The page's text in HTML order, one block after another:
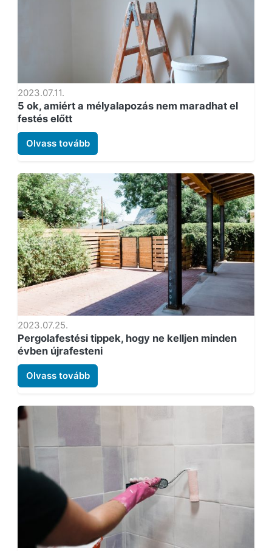
2023.07.11.
5 ok, amiért a mélyalapozás nem maradhat el
festés előtt
Olvass tovább
2023.07.25.
Pergolafestési tippek, hogy ne kelljen minden
évben újrafesteni
Olvass tovább